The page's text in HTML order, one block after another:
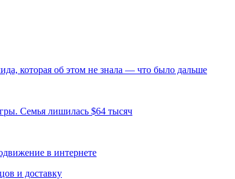
которая об этом не знала — что было дальше
Семья лишилась $64 тысяч
в интернете
и доставку